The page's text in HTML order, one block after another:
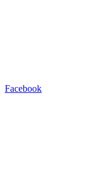
Facebook